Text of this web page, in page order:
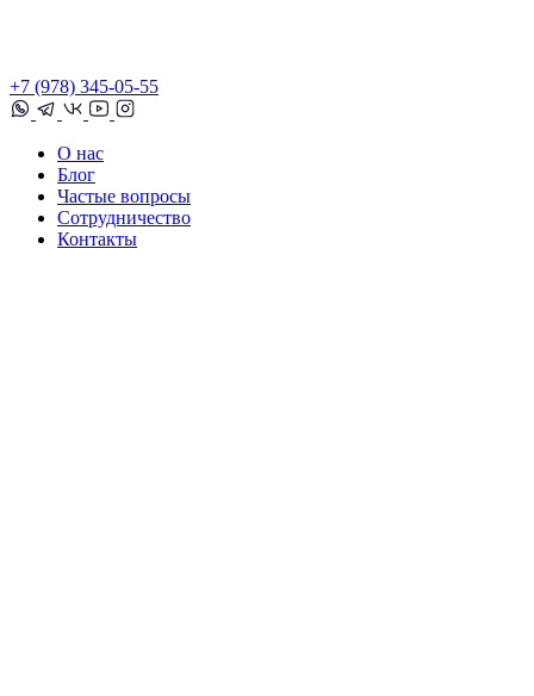
+7 (978) 345-05-55
О нас
Блог
Частые вопросы
Сотрудничество
Контакты